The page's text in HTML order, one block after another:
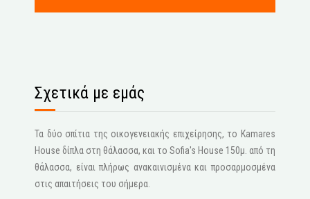
Σχετικά με εμάς
Τα δύο σπίτια της οικογενειακής επιχείρησης, το Kamares
House δίπλα στη θάλασσα, και το Sofia's House 150μ. από τη
θάλασσα, είναι πλήρως ανακαινισμένα και προσαρμοσμένα
στις απαιτήσεις του σήμερα.